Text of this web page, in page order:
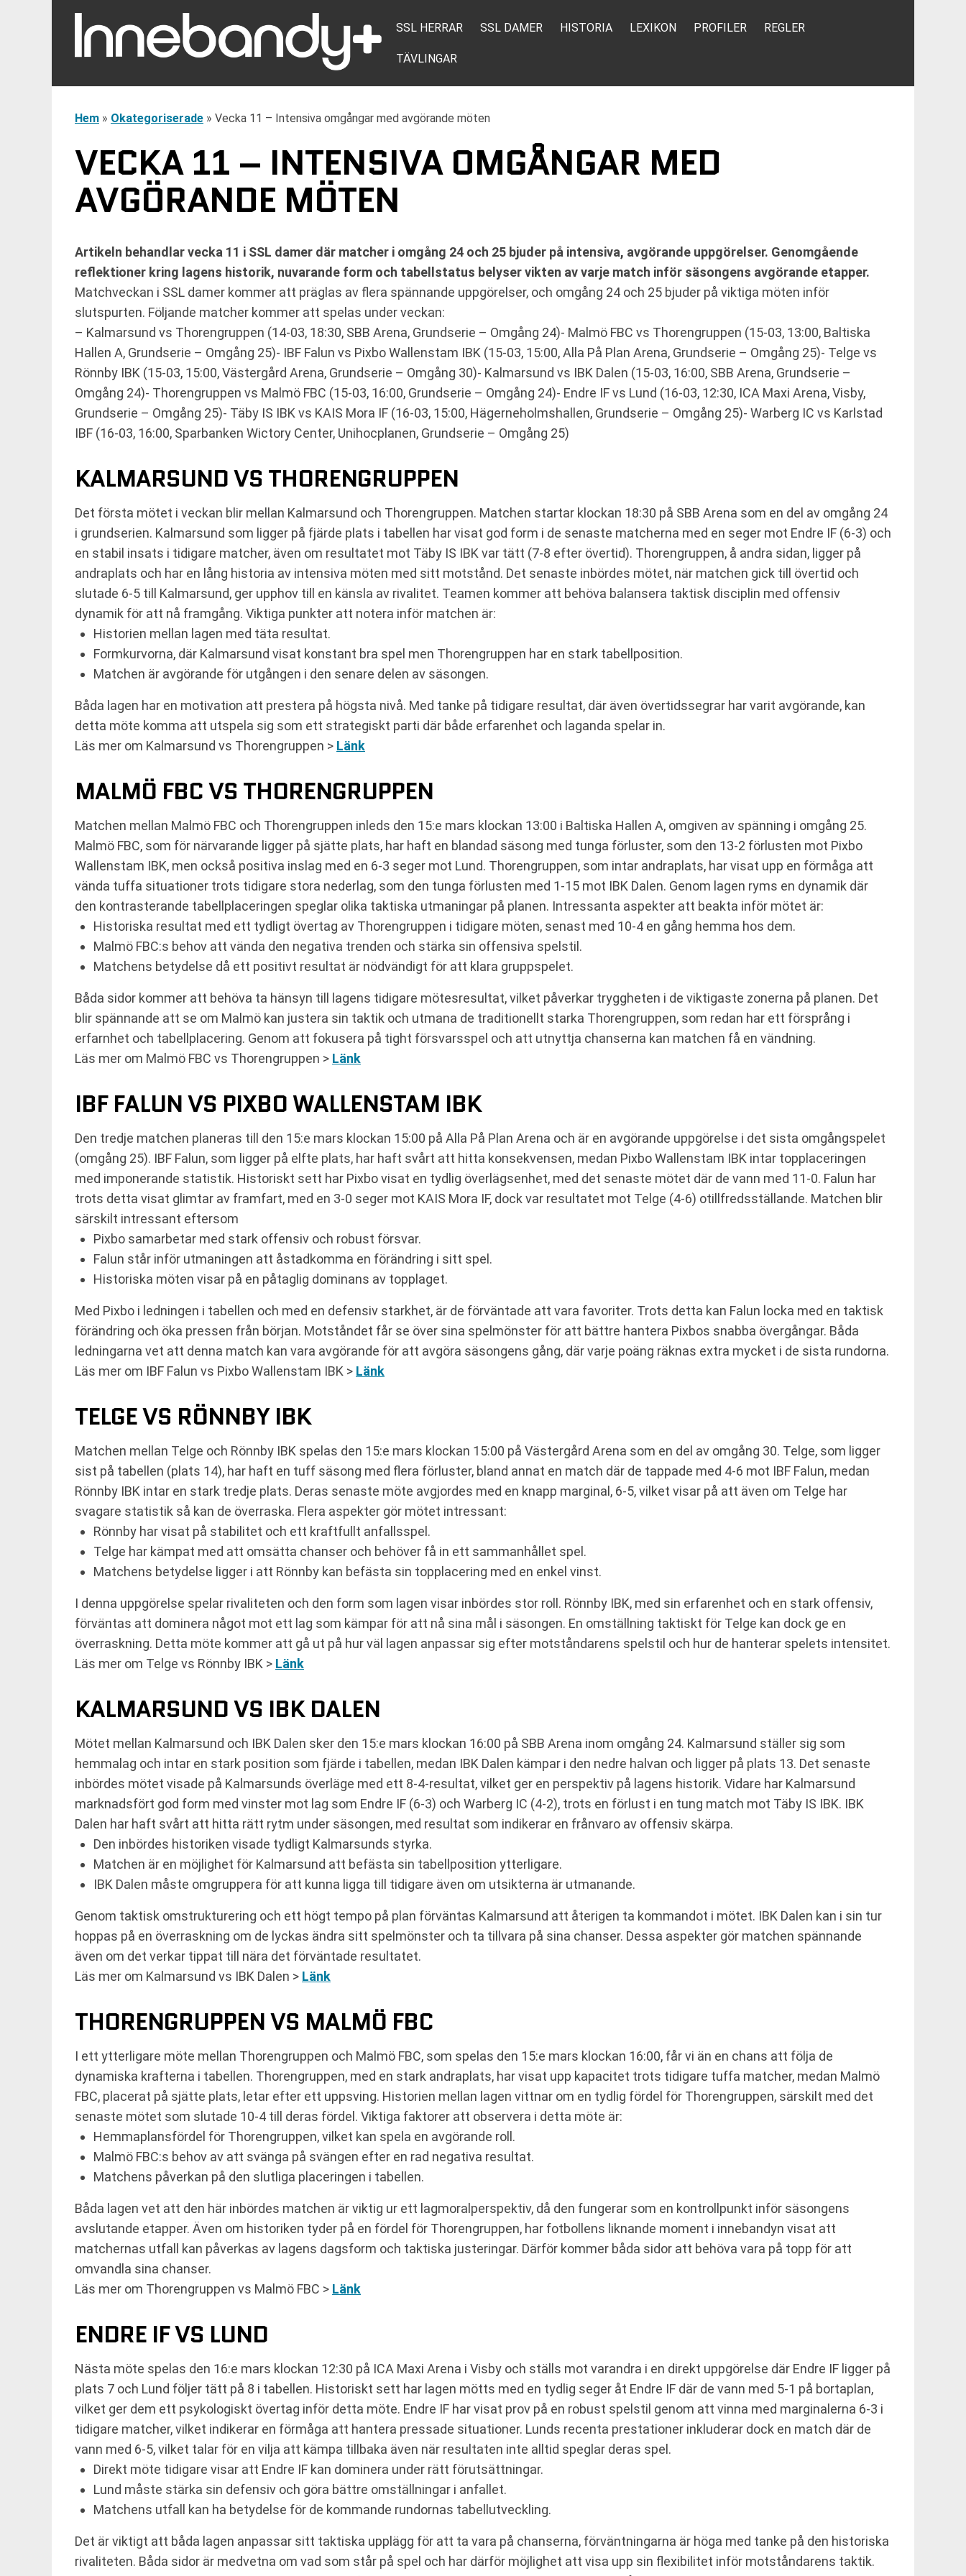
SSL HERRAR SSL DAMER HISTORIA LEXIKON PROFILER REGLER
TÄVLINGAR
Hem » Okategoriserade » Vecka 11 – Intensiva omgångar med avgörande möten
VECKA 11 – INTENSIVA OMGÅNGAR MED
AVGÖRANDE MÖTEN
Artikeln behandlar vecka 11 i SSL damer där matcher i omgång 24 och 25 bjuder på intensiva, avgörande uppgörelser. Genomgående
reflektioner kring lagens historik, nuvarande form och tabellstatus belyser vikten av varje match inför säsongens avgörande etapper.
Matchveckan i SSL damer kommer att präglas av flera spännande uppgörelser, och omgång 24 och 25 bjuder på viktiga möten inför
slutspurten. Följande matcher kommer att spelas under veckan:
– Kalmarsund vs Thorengruppen (14-03, 18:30, SBB Arena, Grundserie – Omgång 24)- Malmö FBC vs Thorengruppen (15-03, 13:00, Baltiska
Hallen A, Grundserie – Omgång 25)- IBF Falun vs Pixbo Wallenstam IBK (15-03, 15:00, Alla På Plan Arena, Grundserie – Omgång 25)- Telge vs
Rönnby IBK (15-03, 15:00, Västergård Arena, Grundserie – Omgång 30)- Kalmarsund vs IBK Dalen (15-03, 16:00, SBB Arena, Grundserie –
Omgång 24)- Thorengruppen vs Malmö FBC (15-03, 16:00, Grundserie – Omgång 24)- Endre IF vs Lund (16-03, 12:30, ICA Maxi Arena, Visby,
Grundserie – Omgång 25)- Täby IS IBK vs KAIS Mora IF (16-03, 15:00, Hägerneholmshallen, Grundserie – Omgång 25)- Warberg IC vs Karlstad
IBF (16-03, 16:00, Sparbanken Wictory Center, Unihocplanen, Grundserie – Omgång 25)
KALMARSUND VS THORENGRUPPEN
Det första mötet i veckan blir mellan Kalmarsund och Thorengruppen. Matchen startar klockan 18:30 på SBB Arena som en del av omgång 24
i grundserien. Kalmarsund som ligger på fjärde plats i tabellen har visat god form i de senaste matcherna med en seger mot Endre IF (6-3) och
en stabil insats i tidigare matcher, även om resultatet mot Täby IS IBK var tätt (7-8 efter övertid). Thorengruppen, å andra sidan, ligger på
andraplats och har en lång historia av intensiva möten med sitt motstånd. Det senaste inbördes mötet, när matchen gick till övertid och
slutade 6-5 till Kalmarsund, ger upphov till en känsla av rivalitet. Teamen kommer att behöva balansera taktisk disciplin med offensiv
dynamik för att nå framgång. Viktiga punkter att notera inför matchen är:
Historien mellan lagen med täta resultat.
Formkurvorna, där Kalmarsund visat konstant bra spel men Thorengruppen har en stark tabellposition.
Matchen är avgörande för utgången i den senare delen av säsongen.
Båda lagen har en motivation att prestera på högsta nivå. Med tanke på tidigare resultat, där även övertidssegrar har varit avgörande, kan
detta möte komma att utspela sig som ett strategiskt parti där både erfarenhet och laganda spelar in.
Läs mer om Kalmarsund vs Thorengruppen > Länk
MALMÖ FBC VS THORENGRUPPEN
Matchen mellan Malmö FBC och Thorengruppen inleds den 15:e mars klockan 13:00 i Baltiska Hallen A, omgiven av spänning i omgång 25.
Malmö FBC, som för närvarande ligger på sjätte plats, har haft en blandad säsong med tunga förluster, som den 13-2 förlusten mot Pixbo
Wallenstam IBK, men också positiva inslag med en 6-3 seger mot Lund. Thorengruppen, som intar andraplats, har visat upp en förmåga att
vända tuffa situationer trots tidigare stora nederlag, som den tunga förlusten med 1-15 mot IBK Dalen. Genom lagen ryms en dynamik där
den kontrasterande tabellplaceringen speglar olika taktiska utmaningar på planen. Intressanta aspekter att beakta inför mötet är:
Historiska resultat med ett tydligt övertag av Thorengruppen i tidigare möten, senast med 10-4 en gång hemma hos dem.
Malmö FBC:s behov att vända den negativa trenden och stärka sin offensiva spelstil.
Matchens betydelse då ett positivt resultat är nödvändigt för att klara gruppspelet.
Båda sidor kommer att behöva ta hänsyn till lagens tidigare mötesresultat, vilket påverkar tryggheten i de viktigaste zonerna på planen. Det
blir spännande att se om Malmö kan justera sin taktik och utmana de traditionellt starka Thorengruppen, som redan har ett försprång i
erfarnhet och tabellplacering. Genom att fokusera på tight försvarsspel och att utnyttja chanserna kan matchen få en vändning.
Läs mer om Malmö FBC vs Thorengruppen > Länk
IBF FALUN VS PIXBO WALLENSTAM IBK
Den tredje matchen planeras till den 15:e mars klockan 15:00 på Alla På Plan Arena och är en avgörande uppgörelse i det sista omgångspelet
(omgång 25). IBF Falun, som ligger på elfte plats, har haft svårt att hitta konsekvensen, medan Pixbo Wallenstam IBK intar topplaceringen
med imponerande statistik. Historiskt sett har Pixbo visat en tydlig överlägsenhet, med det senaste mötet där de vann med 11-0. Falun har
trots detta visat glimtar av framfart, med en 3-0 seger mot KAIS Mora IF, dock var resultatet mot Telge (4-6) otillfredsställande. Matchen blir
särskilt intressant eftersom
Pixbo samarbetar med stark offensiv och robust försvar.
Falun står inför utmaningen att åstadkomma en förändring i sitt spel.
Historiska möten visar på en påtaglig dominans av topplaget.
Med Pixbo i ledningen i tabellen och med en defensiv starkhet, är de förväntade att vara favoriter. Trots detta kan Falun locka med en taktisk
förändring och öka pressen från början. Motståndet får se över sina spelmönster för att bättre hantera Pixbos snabba övergångar. Båda
ledningarna vet att denna match kan vara avgörande för att avgöra säsongens gång, där varje poäng räknas extra mycket i de sista rundorna.
Läs mer om IBF Falun vs Pixbo Wallenstam IBK > Länk
TELGE VS RÖNNBY IBK
Matchen mellan Telge och Rönnby IBK spelas den 15:e mars klockan 15:00 på Västergård Arena som en del av omgång 30. Telge, som ligger
sist på tabellen (plats 14), har haft en tuff säsong med flera förluster, bland annat en match där de tappade med 4-6 mot IBF Falun, medan
Rönnby IBK intar en stark tredje plats. Deras senaste möte avgjordes med en knapp marginal, 6-5, vilket visar på att även om Telge har
svagare statistik så kan de överraska. Flera aspekter gör mötet intressant:
Rönnby har visat på stabilitet och ett kraftfullt anfallsspel.
Telge har kämpat med att omsätta chanser och behöver få in ett sammanhållet spel.
Matchens betydelse ligger i att Rönnby kan befästa sin topplacering med en enkel vinst.
I denna uppgörelse spelar rivaliteten och den form som lagen visar inbördes stor roll. Rönnby IBK, med sin erfarenhet och en stark offensiv,
förväntas att dominera något mot ett lag som kämpar för att nå sina mål i säsongen. En omställning taktiskt för Telge kan dock ge en
överraskning. Detta möte kommer att gå ut på hur väl lagen anpassar sig efter motståndarens spelstil och hur de hanterar spelets intensitet.
Läs mer om Telge vs Rönnby IBK > Länk
KALMARSUND VS IBK DALEN
Mötet mellan Kalmarsund och IBK Dalen sker den 15:e mars klockan 16:00 på SBB Arena inom omgång 24. Kalmarsund ställer sig som
hemmalag och intar en stark position som fjärde i tabellen, medan IBK Dalen kämpar i den nedre halvan och ligger på plats 13. Det senaste
inbördes mötet visade på Kalmarsunds överläge med ett 8-4-resultat, vilket ger en perspektiv på lagens historik. Vidare har Kalmarsund
marknadsfört god form med vinster mot lag som Endre IF (6-3) och Warberg IC (4-2), trots en förlust i en tung match mot Täby IS IBK. IBK
Dalen har haft svårt att hitta rätt rytm under säsongen, med resultat som indikerar en frånvaro av offensiv skärpa.
Den inbördes historiken visade tydligt Kalmarsunds styrka.
Matchen är en möjlighet för Kalmarsund att befästa sin tabellposition ytterligare.
IBK Dalen måste omgruppera för att kunna ligga till tidigare även om utsikterna är utmanande.
Genom taktisk omstrukturering och ett högt tempo på plan förväntas Kalmarsund att återigen ta kommandot i mötet. IBK Dalen kan i sin tur
hoppas på en överraskning om de lyckas ändra sitt spelmönster och ta tillvara på sina chanser. Dessa aspekter gör matchen spännande
även om det verkar tippat till nära det förväntade resultatet.
Läs mer om Kalmarsund vs IBK Dalen > Länk
THORENGRUPPEN VS MALMÖ FBC
I ett ytterligare möte mellan Thorengruppen och Malmö FBC, som spelas den 15:e mars klockan 16:00, får vi än en chans att följa de
dynamiska krafterna i tabellen. Thorengruppen, med en stark andraplats, har visat upp kapacitet trots tidigare tuffa matcher, medan Malmö
FBC, placerat på sjätte plats, letar efter ett uppsving. Historien mellan lagen vittnar om en tydlig fördel för Thorengruppen, särskilt med det
senaste mötet som slutade 10-4 till deras fördel. Viktiga faktorer att observera i detta möte är:
Hemmaplansfördel för Thorengruppen, vilket kan spela en avgörande roll.
Malmö FBC:s behov av att svänga på svängen efter en rad negativa resultat.
Matchens påverkan på den slutliga placeringen i tabellen.
Båda lagen vet att den här inbördes matchen är viktig ur ett lagmoralperspektiv, då den fungerar som en kontrollpunkt inför säsongens
avslutande etapper. Även om historiken tyder på en fördel för Thorengruppen, har fotbollens liknande moment i innebandyn visat att
matchernas utfall kan påverkas av lagens dagsform och taktiska justeringar. Därför kommer båda sidor att behöva vara på topp för att
omvandla sina chanser.
Läs mer om Thorengruppen vs Malmö FBC > Länk
ENDRE IF VS LUND
Nästa möte spelas den 16:e mars klockan 12:30 på ICA Maxi Arena i Visby och ställs mot varandra i en direkt uppgörelse där Endre IF ligger på
plats 7 och Lund följer tätt på 8 i tabellen. Historiskt sett har lagen mötts med en tydlig seger åt Endre IF där de vann med 5-1 på bortaplan,
vilket ger dem ett psykologiskt övertag inför detta möte. Endre IF har visat prov på en robust spelstil genom att vinna med marginalerna 6-3 i
tidigare matcher, vilket indikerar en förmåga att hantera pressade situationer. Lunds recenta prestationer inkluderar dock en match där de
vann med 6-5, vilket talar för en vilja att kämpa tillbaka även när resultaten inte alltid speglar deras spel.
Direkt möte tidigare visar att Endre IF kan dominera under rätt förutsättningar.
Lund måste stärka sin defensiv och göra bättre omställningar i anfallet.
Matchens utfall kan ha betydelse för de kommande rundornas tabellutveckling.
Det är viktigt att båda lagen anpassar sitt taktiska upplägg för att ta vara på chanserna, förväntningarna är höga med tanke på den historiska
rivaliteten. Båda sidor är medvetna om vad som står på spel och har därför möjlighet att visa upp sin flexibilitet inför motståndarens taktik.